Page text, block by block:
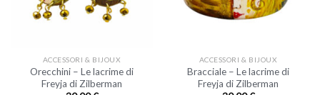
ACCESSORI & BIJOUX
Orecchini – Le lacrime di
Freyja di Zilberman
ACCESSORI & BIJOUX
Bracciale – Le lacrime di
Freyja di Zilberman